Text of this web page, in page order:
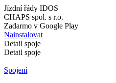
Jízdní řády IDOS
CHAPS spol. s r.o.
Zadarmo v Google Play
Nainstalovat
Detail spoje
Detail spoje
Spojení